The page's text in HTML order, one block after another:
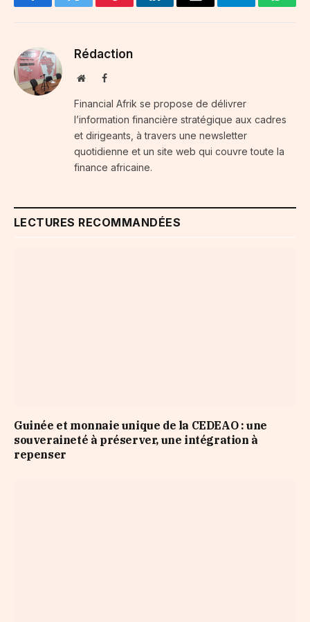
FacebookTwitter PinterestLinkedInEmail Telegram
Rédaction
WebsiteFacebook
Financial Afrik se propose de délivrer
l’information financière stratégique aux cadres
et dirigeants, à travers une newsletter
quotidienne et un site web qui couvre toute la
finance africaine.
LECTURES RECOMMANDÉES
Guinée et monnaie unique de la CEDEAO : une
souveraineté à préserver, une intégration à
repenser